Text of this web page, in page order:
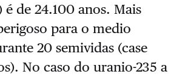
é de 24.100 anos. Mais
para o medio
20 semividas (case
No caso do uranio-235 a